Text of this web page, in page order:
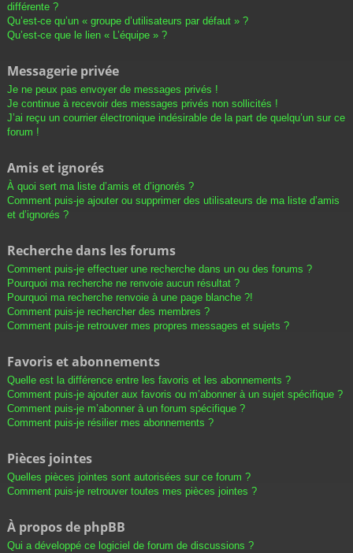
différente ?
Qu’est-ce qu’un « groupe d’utilisateurs par défaut » ?
Qu’est-ce que le lien « L’équipe » ?
Messagerie privée
Je ne peux pas envoyer de messages privés !
Je continue à recevoir des messages privés non sollicités !
J’ai reçu un courrier électronique indésirable de la part de quelqu’un sur ce
forum !
Amis et ignorés
À quoi sert ma liste d’amis et d’ignorés ?
Comment puis-je ajouter ou supprimer des utilisateurs de ma liste d’amis
et d’ignorés ?
Recherche dans les forums
Comment puis-je effectuer une recherche dans un ou des forums ?
Pourquoi ma recherche ne renvoie aucun résultat ?
Pourquoi ma recherche renvoie à une page blanche ?!
Comment puis-je rechercher des membres ?
Comment puis-je retrouver mes propres messages et sujets ?
Favoris et abonnements
Quelle est la différence entre les favoris et les abonnements ?
Comment puis-je ajouter aux favoris ou m’abonner à un sujet spécifique ?
Comment puis-je m’abonner à un forum spécifique ?
Comment puis-je résilier mes abonnements ?
Pièces jointes
Quelles pièces jointes sont autorisées sur ce forum ?
Comment puis-je retrouver toutes mes pièces jointes ?
À propos de phpBB
Qui a développé ce logiciel de forum de discussions ?